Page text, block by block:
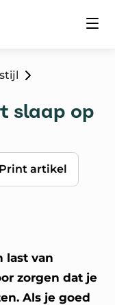
slaap op
Print artikel
last van
zorgen dat je
Als je goed